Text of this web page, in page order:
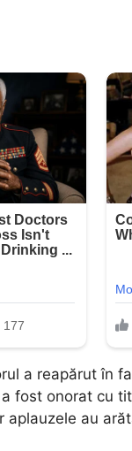
a reapărut în
fost onorat cu
aplauzele au